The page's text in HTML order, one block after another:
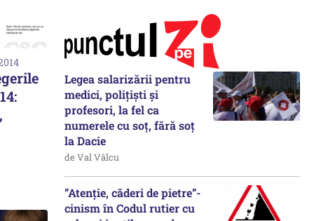
Legea salarizării pentru
medici, polițiști și
profesori, la fel ca
numerele cu soț, fără soț
la Dacie
de Val Vâlcu
”Atenție, căderi de pietre”-
cinism în Codul rutier cu